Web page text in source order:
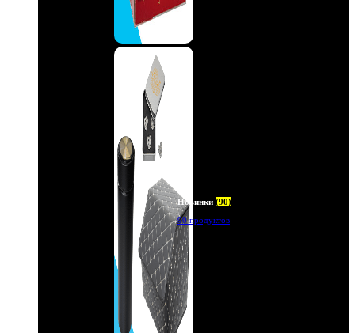
Новинки (90)
90 продуктов